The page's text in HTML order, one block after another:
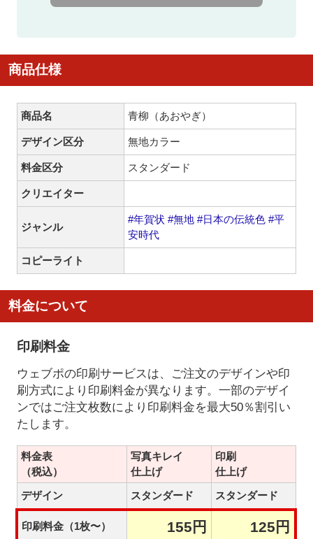
商品仕様
商品名 青柳（あおやぎ）
デザイン区分 無地カラー
料金区分 スタンダード
クリエイター
ジャンル
#年賀状 #無地 #日本の伝統色 #平
安時代
コピーライト
料金について
印刷料金
ウェブポの印刷サービスは、ご注文のデザインや印
刷方式により印刷料金が異なります。一部のデザイ
ンではご注文枚数により印刷料金を最大50％割引い
たします。
料金表
（税込）
写真キレイ
仕上げ
印刷
仕上げ
デザイン
スタンダード スタンダード
印刷料金（1枚〜） 155円 125円